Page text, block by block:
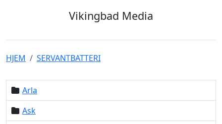
Vikingbad Media
HJEM SERVANTBATTERI
Arla
Ask